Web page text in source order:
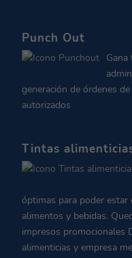
Punch Out
generación de órdenes
autorizados
Tintas
óptimas para poder estar
alimentos y bebidas.
impresos promocionales
alimenticias y empresa